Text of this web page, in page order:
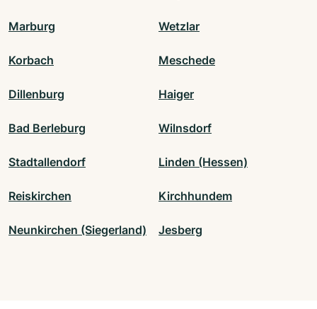
Marburg Wetzlar
Korbach Meschede
Dillenburg Haiger
Bad Berleburg Wilnsdorf
Stadtallendorf Linden (Hessen)
Reiskirchen Kirchhundem
Neunkirchen (Siegerland) Jesberg